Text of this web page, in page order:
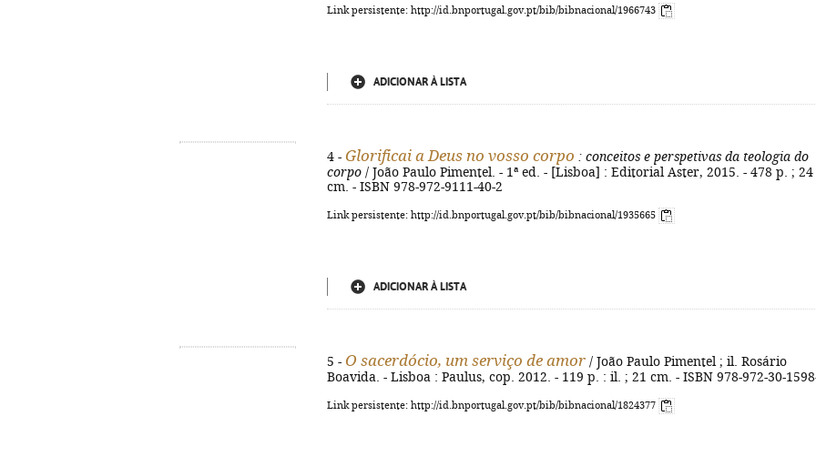
Link persistente: http://id.bnportugal.gov.pt/bib/bibnacional/1966743
ADICIONAR À LISTA
4 - Glorificai a Deus no vosso corpo : conceitos e perspetivas da teologia do
corpo / João Paulo Pimentel. - 1ª ed. - [Lisboa] : Editorial Aster, 2015. - 478 p. ; 24
cm. - ISBN 978-972-9111-40-2
Link persistente: http://id.bnportugal.gov.pt/bib/bibnacional/1935665
ADICIONAR À LISTA
5 - O sacerdócio, um serviço de amor / João Paulo Pimentel ; il. Rosário
Boavida. - Lisboa : Paulus, cop. 2012. - 119 p. : il. ; 21 cm. - ISBN 978-972-30-
Link persistente: http://id.bnportugal.gov.pt/bib/bibnacional/1824377